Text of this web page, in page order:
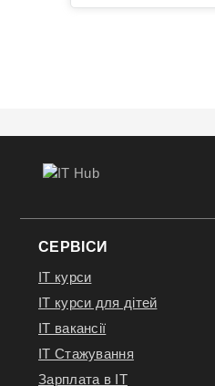
СЕРВІСИ
IT курси
IT курси для дітей
IT вакансії
IT Стажування
Зарплата в IT